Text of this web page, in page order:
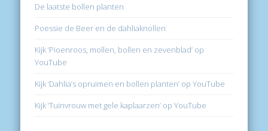
De laatste bollen planten
Poessie de Beer en de dahliaknollen
Kijk ‘Pioenroos, mollen, bollen en zevenblad’ op
YouTube
Kijk ‘Dahlia’s opruimen en bollen planten’ op YouTube
Kijk ‘Tuinvrouw met gele kaplaarzen’ op YouTube